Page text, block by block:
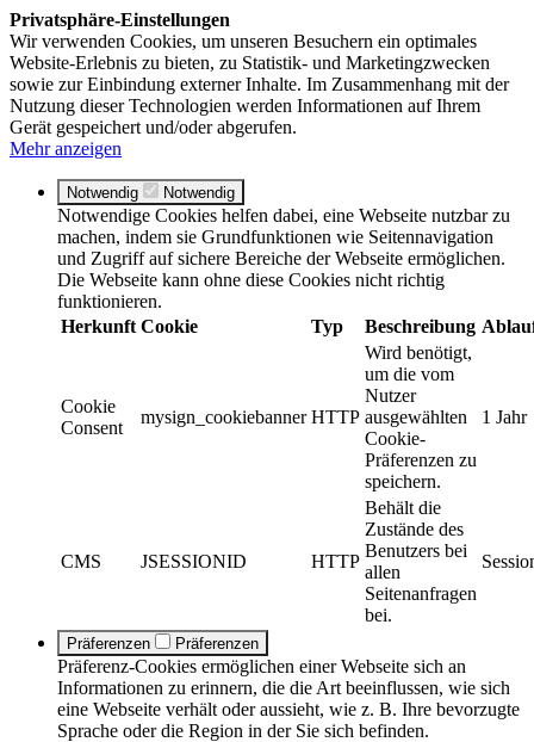
Privatsphäre-Einstellungen
Wir verwenden Cookies, um unseren Besuchern ein optimales
Website-Erlebnis zu bieten, zu Statistik- und Marketingzwecken
sowie zur Einbindung externer Inhalte. Im Zusammenhang mit der
Nutzung dieser Technologien werden Informationen auf Ihrem
Gerät gespeichert und/oder abgerufen.
Mehr anzeigen
Notwendig Notwendig
Notwendige Cookies helfen dabei, eine Webseite nutzbar zu
machen, indem sie Grundfunktionen wie Seitennavigation
und Zugriff auf sichere Bereiche der Webseite ermöglichen.
Die Webseite kann ohne diese Cookies nicht richtig
funktionieren.
Herkunft Cookie Typ Beschreibung
Cookie
Consent
mysign_cookiebanner HTTP
Wird benötigt,
um die vom
Nutzer
ausgewählten
Cookie-
Präferenzen zu
speichern.
1 Jahr
CMS JSESSIONID HTTP
Behält die
Zustände des
Benutzers bei
allen
Seitenanfragen
bei.
Präferenzen Präferenzen
Präferenz-Cookies ermöglichen einer Webseite sich an
Informationen zu erinnern, die die Art beeinflussen, wie sich
eine Webseite verhält oder aussieht, wie z. B. Ihre bevorzugte
Sprache oder die Region in der Sie sich befinden.